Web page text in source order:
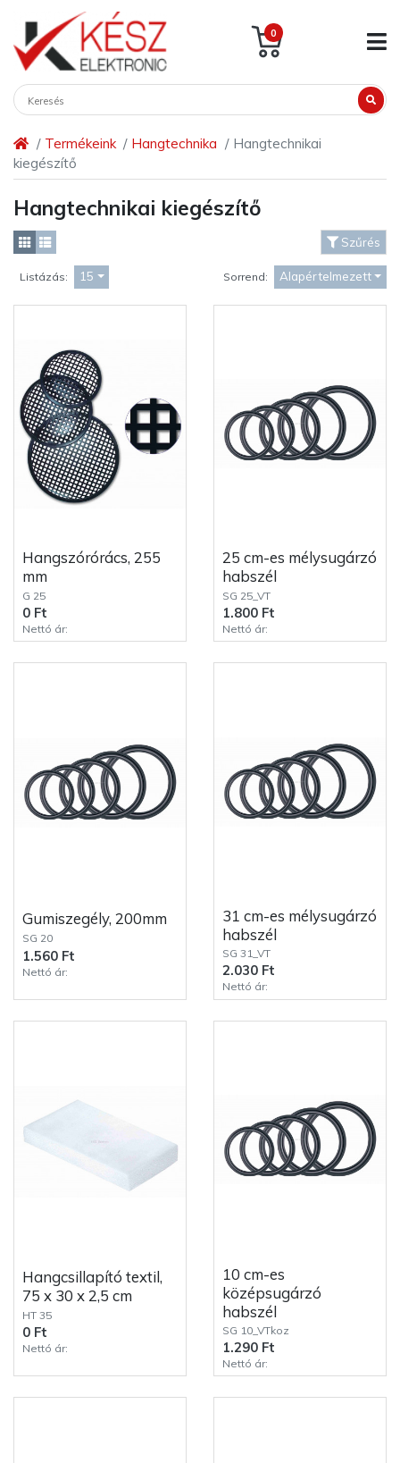
0
Termékeink Hangtechnika
Hangtechnikai
kiegészítő
Hangtechnikai kiegészítő
Szűrés
Listázás: 15 Sorrend: Alapértelmezett
Hangszórórács, 255
mm
G 25
0 Ft
Nettó ár:
25 cm-es mélysugárzó
habszél
SG 25_VT
1.800 Ft
Nettó ár:
Gumiszegély, 200mm
SG 20
1.560 Ft
Nettó ár:
31 cm-es mélysugárzó
habszél
SG 31_VT
2.030 Ft
Nettó ár:
Hangcsillapító textil,
75 x 30 x 2,5 cm
HT 35
0 Ft
Nettó ár:
10 cm-es
középsugárzó
habszél
SG 10_VTkoz
1.290 Ft
Nettó ár: